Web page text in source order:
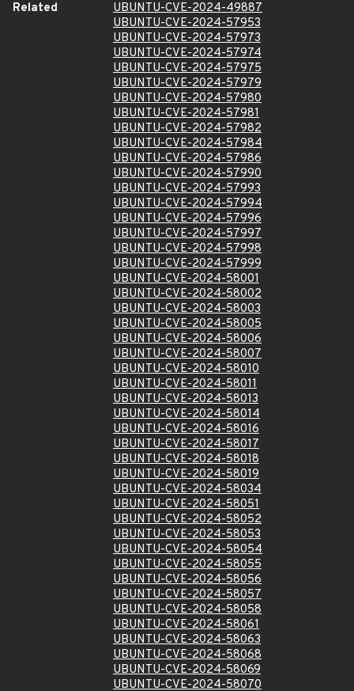
Related
UBUNTU-CVE-2024-49887
UBUNTU-CVE-2024-57953
UBUNTU-CVE-2024-57973
UBUNTU-CVE-2024-57974
UBUNTU-CVE-2024-57975
UBUNTU-CVE-2024-57979
UBUNTU-CVE-2024-57980
UBUNTU-CVE-2024-57981
UBUNTU-CVE-2024-57982
UBUNTU-CVE-2024-57984
UBUNTU-CVE-2024-57986
UBUNTU-CVE-2024-57990
UBUNTU-CVE-2024-57993
UBUNTU-CVE-2024-57994
UBUNTU-CVE-2024-57996
UBUNTU-CVE-2024-57997
UBUNTU-CVE-2024-57998
UBUNTU-CVE-2024-57999
UBUNTU-CVE-2024-58001
UBUNTU-CVE-2024-58002
UBUNTU-CVE-2024-58003
UBUNTU-CVE-2024-58005
UBUNTU-CVE-2024-58006
UBUNTU-CVE-2024-58007
UBUNTU-CVE-2024-58010
UBUNTU-CVE-2024-58011
UBUNTU-CVE-2024-58013
UBUNTU-CVE-2024-58014
UBUNTU-CVE-2024-58016
UBUNTU-CVE-2024-58017
UBUNTU-CVE-2024-58018
UBUNTU-CVE-2024-58019
UBUNTU-CVE-2024-58034
UBUNTU-CVE-2024-58051
UBUNTU-CVE-2024-58052
UBUNTU-CVE-2024-58053
UBUNTU-CVE-2024-58054
UBUNTU-CVE-2024-58055
UBUNTU-CVE-2024-58056
UBUNTU-CVE-2024-58057
UBUNTU-CVE-2024-58058
UBUNTU-CVE-2024-58061
UBUNTU-CVE-2024-58063
UBUNTU-CVE-2024-58068
UBUNTU-CVE-2024-58069
UBUNTU-CVE-2024-58070